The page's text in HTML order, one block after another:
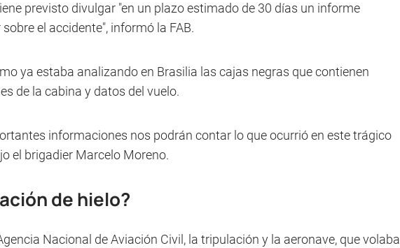
previsto divulgar "en un plazo estimado de 30 días un informe
el accidente", informó la FAB.
ya estaba analizando en Brasilia las cajas negras que contienen
de la cabina y datos del vuelo.
informaciones nos podrán contar lo que ocurrió en este trágico
el brigadier Marcelo Moreno.
de hielo?
Nacional de Aviación Civil, la tripulación y la aeronave, que volaba